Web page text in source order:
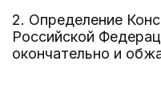
2. Определение
Российской
окончательно и